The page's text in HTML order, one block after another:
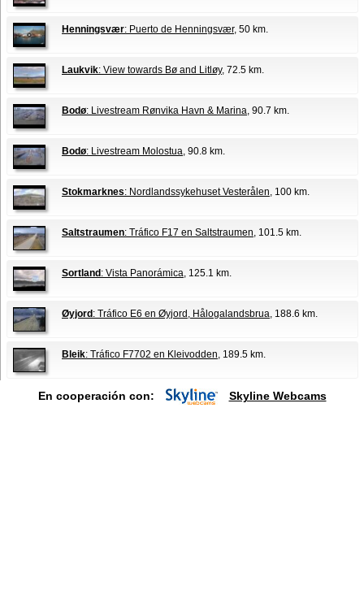
Henningsvær: Puerto de Henningsvær, 50 km.
Laukvik: View towards Bø and Litløy, 72.5 km.
Bodø: Livestream Rønvika Havn & Marina , 90.7 km.
Bodø: Livestream Molostua , 90.8 km.
Stokmarknes: Nordlandssykehuset Vesterålen , 100 km.
Saltstraumen: Tráfico F17 en Saltstraumen , 101.5 km.
Sortland: Vista Panorámica , 125.1 km.
Øyjord: Tráfico E6 en Øyjord, Hålogalandsbrua , 188.6 km.
Bleik: Tráfico F7702 en Kleivodden , 189.5 km.
En cooperación con: Skyline Webcams